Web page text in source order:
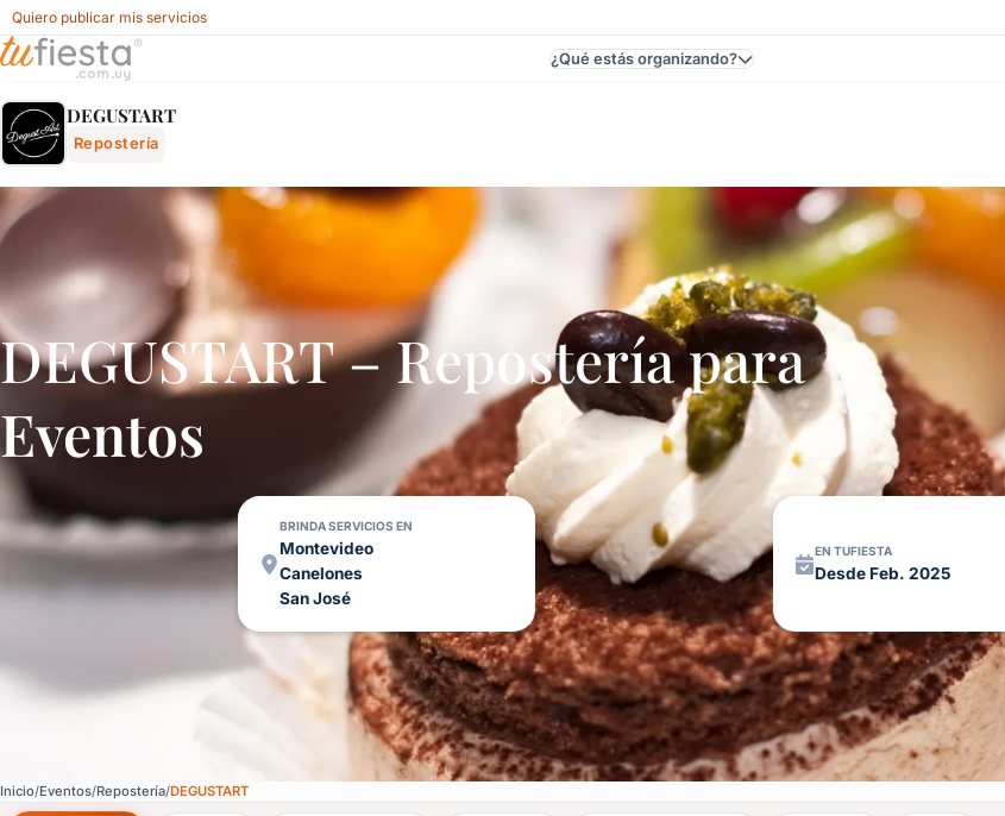
Quiero publicar mis servicios
¿Qué estás organizando?
DEGUSTART
Repostería
DEGUSTART – Repostería para
Eventos
BRINDA SERVICIOS EN
Montevideo
Canelones
San José
EN TUFIESTA
Desde Feb. 2025
Inicio Eventos Repostería DEGUSTART